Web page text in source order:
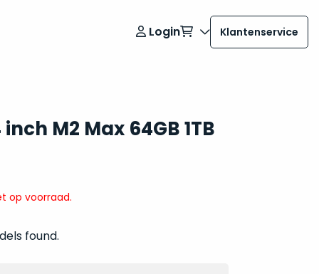
Login Klantenservice
M2 Max 64GB 1TB
op voorraad.
found.